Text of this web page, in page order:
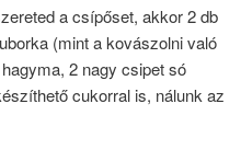
a csípőset, akkor 2 db
(mint a kovászolni való
2 nagy csipet só
cukorral is, nálunk az